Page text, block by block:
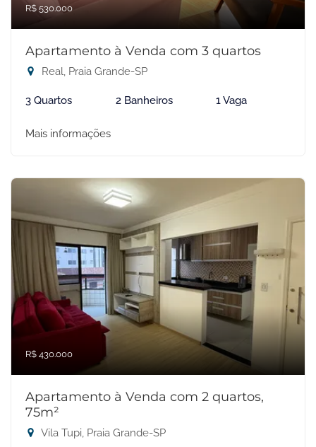
R$ 530.000
Apartamento à Venda com 3 quartos
Real, Praia Grande-SP
3 Quartos 2 Banheiros 1 Vaga
Mais informações
R$ 430.000
Apartamento à Venda com 2 quartos,
75m²
Vila Tupi, Praia Grande-SP